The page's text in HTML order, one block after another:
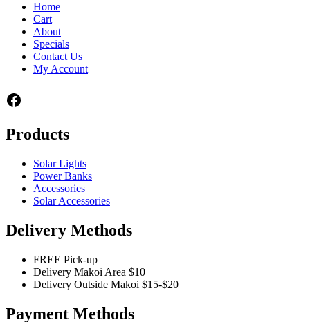
Home
Cart
About
Specials
Contact Us
My Account
Facebook
Products
Solar Lights
Power Banks
Accessories
Solar Accessories
Delivery Methods
FREE Pick-up
Delivery Makoi Area $10
Delivery Outside Makoi $15-$20
Payment Methods